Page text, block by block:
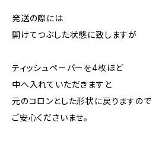
発送の際には
開けてつぶした状態に致しますが
ティッシュペーパーを4枚ほど
中へ入れていただきますと
元のコロンとした形状に戻りますので
ご安心くださいませ。